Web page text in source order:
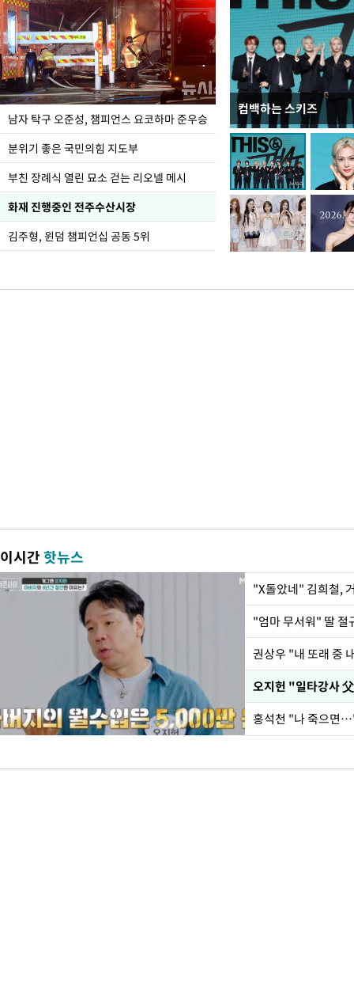
남자 탁구 오준성, 챔피언스 요코하마 준우승
분위기 좋은 국민의힘 지도부
부친 장례식 열린 묘소 걷는 리오넬 메시
화재 진행중인 전주수산시장
김주형, 윈덤 챔피언십 공동 5위
컴백하는 스키즈
한-미, UFS연합연습
이시간핫뉴스
"X돌았네" 김희철,
권상우 "내 또래 중
홍석천 "나 죽으면